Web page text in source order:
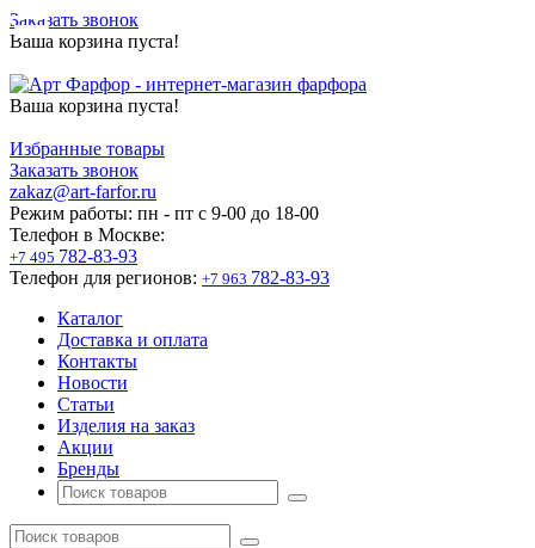
Заказать звонок
Ваша корзина пуста!
Ваша корзина пуста!
Избранные товары
Заказать звонок
zakaz@art-farfor.ru
Режим работы: пн - пт c 9-00 до 18-00
Телефон в Москве:
+7 495 782-83-93
Телефон для регионов: +7 963 782-83-93
Каталог
Доставка и оплата
Контакты
Новости
Статьи
Изделия на заказ
Акции
Бренды